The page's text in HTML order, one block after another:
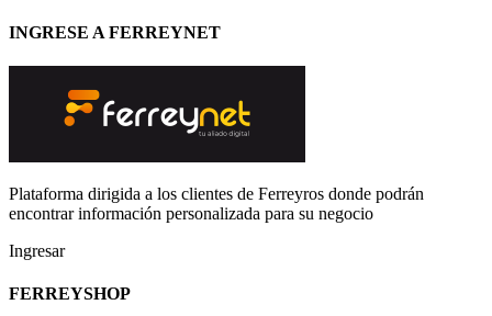
INGRESE A FERREYNET
Plataforma dirigida a los clientes de Ferreyros donde podrán
encontrar información personalizada para su negocio
Ingresar
FERREYSHOP